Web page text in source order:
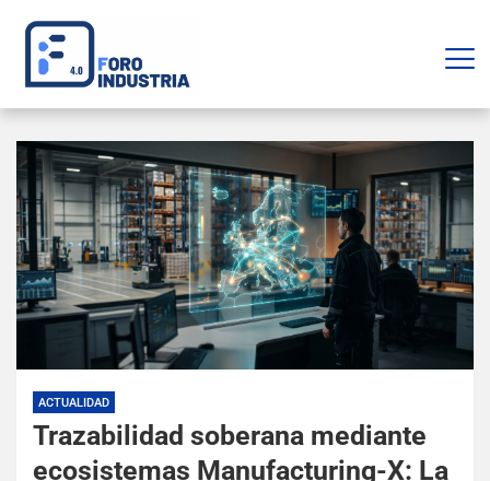
ACTUALIDAD
Trazabilidad soberana mediante
ecosistemas Manufacturing-X: La